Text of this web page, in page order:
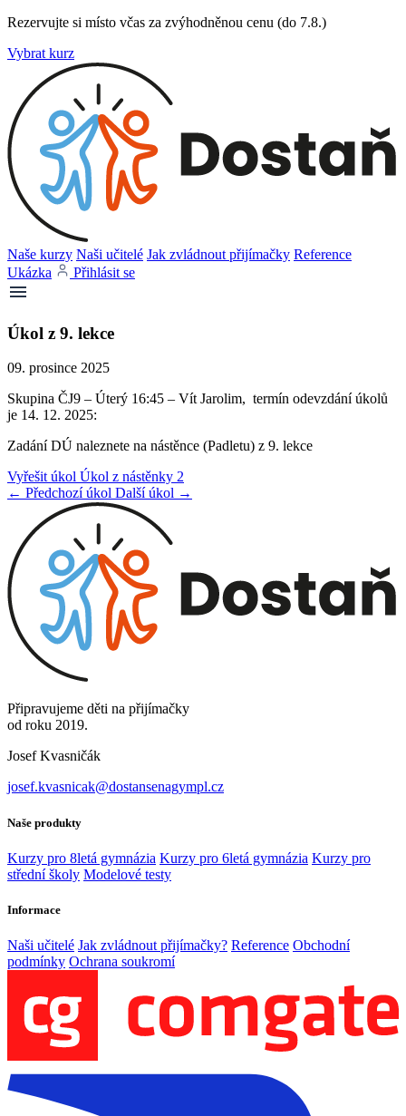
Rezervujte si místo včas za zvýhodněnou cenu (do 7.8.)
Vybrat kurz
Naše kurzy Naši učitelé Jak zvládnout přijímačky Reference
Ukázka
Přihlásit se
Úkol z 9. lekce
09. prosince 2025
Skupina ČJ9 – Úterý 16:45 – Vít Jarolim, termín odevzdání úkolů
je 14. 12. 2025:
Zadání DÚ naleznete na nástěnce (Padletu) z 9. lekce
Vyřešit úkol Úkol z nástěnky 2
← Předchozí úkol Další úkol →
Připravujeme děti na přijímačky
od roku 2019.
Josef Kvasničák
josef.kvasnicak@dostansenagympl.cz
Naše produkty
Kurzy pro 8letá gymnázia Kurzy pro 6letá gymnázia Kurzy pro
střední školy Modelové testy
Informace
Naši učitelé Jak zvládnout přijímačky? Reference Obchodní
podmínky Ochrana soukromí